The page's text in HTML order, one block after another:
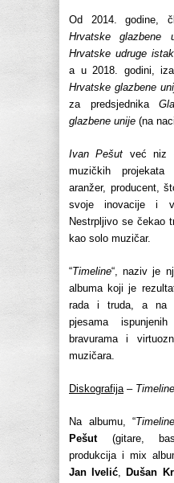
Od 2014. godine,
Hrvatske glazbene
Hrvatske udruge
a u 2018. godini,
Hrvatske glazbene
za predsjednika
glazbene unije (na
Ivan Pešut već niz
muzičkih
aranžer, producent,
svoje inovacije i
Nestrpljivo se čekao
kao solo muzičar.
“Timeline“, naziv je
albuma koji je
rada i truda, a na
pjesama
bravurama i
muzičara.
Diskografija– Timeline
Na albumu, “
Pešut(gitare,
produkcija i mix
Jan Ivelić, Dušan